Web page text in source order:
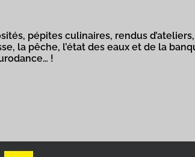
pépites culinaires, rendus
la pêche, l’état des eaux et de la
!